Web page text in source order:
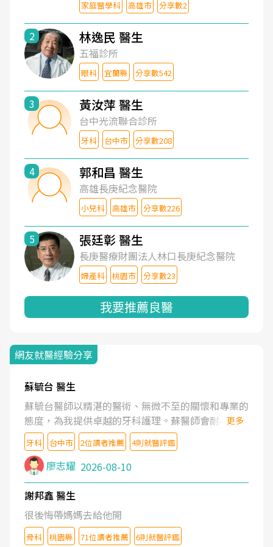
家庭醫學科 高雄市 分享數2
2 林逸民 醫生
五福診所
眼科 宜蘭縣 分享數542
3 黃汝萍 醫生
台中光流聯合診所
牙科 台中市 分享數208
4 郭和昌 醫生
高雄長庚紀念醫院
小兒科 高雄市 分享數226
5 張廷彰 醫生
長庚醫療財團法人林口長庚紀念醫院
婦產科 桃園市 分享數23
我要推薦良醫
網友就醫經驗分享
蘇毓台 醫生
蘇毓台醫師以精湛的醫術、無微不至的關懷和專業的
態度，為我提供卓越的牙科護理。蘇醫師會耐心了解
我的需求，清楚地解釋治療方案，並營造舒適溫馨的
就診體驗。蘇醫師更鼓勵我維護口腔健康。坦誠的說
蘇醫師是業內最頂尖的牙醫。蘇醫師的醫護團隊也是
一流的水準。
更多
牙科 台中市 2位讀者推薦 4則就醫評鑑
廖志耀 2026-08-10
謝邦鑫 醫生
很後悔帶媽媽去給他開
骨科 桃園縣 71位讀者推薦 6則就醫評鑑